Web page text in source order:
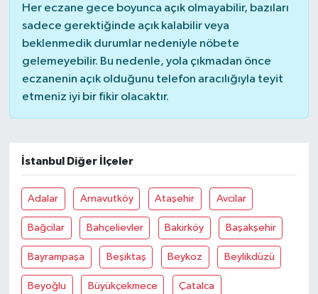
Her eczane gece boyunca açık olmayabilir, bazıları
sadece gerektiğinde açık kalabilir veya
beklenmedik durumlar nedeniyle nöbete
gelemeyebilir. Bu nedenle, yola çıkmadan önce
eczanenin açık olduğunu telefon aracılığıyla teyit
etmeniz iyi bir fikir olacaktır.
İstanbul Diğer İlçeler
Adalar Arnavutköy Ataşehir Avcilar
Bağcilar Bahçelievler Bakirköy Başakşehir
Bayrampaşa Beşiktaş Beykoz Beylikdüzü
Beyoğlu Büyükçekmece Çatalca
KÜTAHYA
YURT